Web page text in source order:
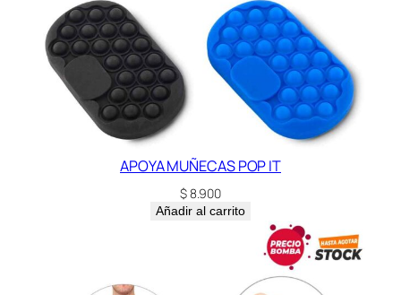
APOYA MUÑECAS POP IT
$8.900
Añadir al carrito